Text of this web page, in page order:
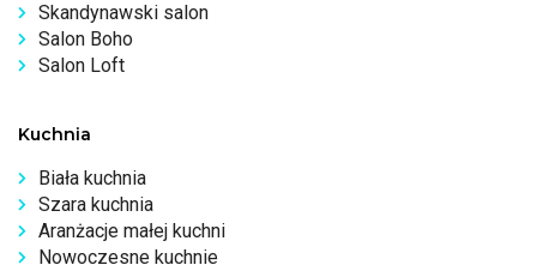
Skandynawski salon
Salon Boho
Salon Loft
Kuchnia
Biała kuchnia
Szara kuchnia
Aranżacje małej kuchni
Nowoczesne kuchnie